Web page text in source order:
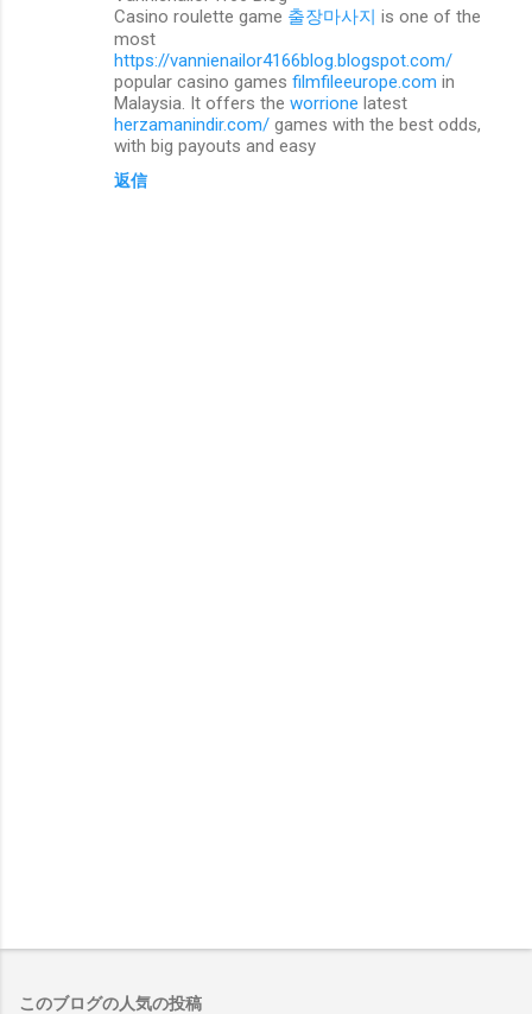
Casino roulette game 출장마사지 is one of the
most
https://vannienailor4166blog.blogspot.com/
popular casino games filmfileeurope.com in
Malaysia. It offers the worrione latest
herzamanindir.com/ games with the best odds,
with big payouts and easy
返信
このブログの人気の投稿